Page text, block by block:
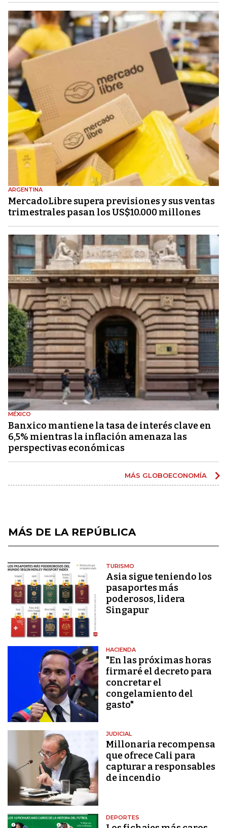
ARGENTINA
MercadoLibre supera previsiones y sus ventas
trimestrales pasan los US$10.000 millones
MÉXICO
Banxico mantiene la tasa de interés clave en
6,5% mientras la inflación amenaza las
perspectivas económicas
MÁS GLOBOECONOMÍA
MÁS DE LA REPÚBLICA
TURISMO
Asia sigue teniendo los
pasaportes más
poderosos, lidera
Singapur
HACIENDA
"En las próximas horas
firmaré el decreto para
concretar el
congelamiento del
gasto"
JUDICIAL
Millonaria recompensa
que ofrece Cali para
capturar a responsables
de incendio
DEPORTES